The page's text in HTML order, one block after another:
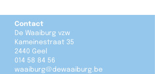
Contact
De Waaiburg vzw
Kameinestraat 35
2440 Geel
014 58 84 56
waaiburg@dewaaiburg.be